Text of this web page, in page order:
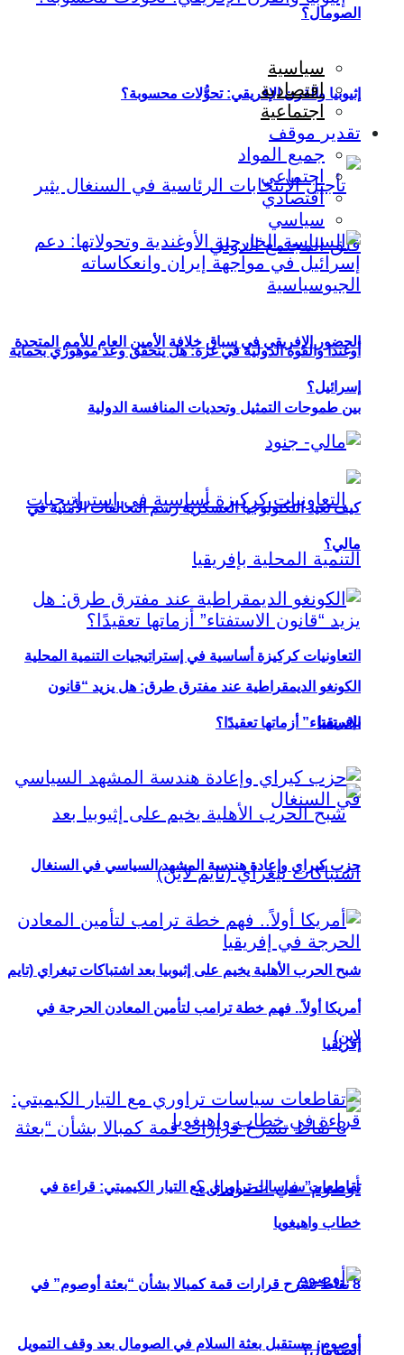
إثيوبيا والقرن الإفريقي: تحوُّلات محسوبة؟
الحضور الإفريقي في سباق خلافة الأمين العام للأمم المتحدة
بين طموحات التمثيل وتحديات المنافسة الدولية
التعاونيات كركيزة أساسية في إستراتيجيات التنمية المحلية
بإفريقيا
شبح الحرب الأهلية يخيم على إثيوبيا بعد اشتباكات تيغراي (تايم
لاين)
8 نقاط تشرح قرارات قمة كمبالا بشأن “بعثة أوصوم” في
الصومال؟
الصومال؟
سياسية
اقتصادية
اجتماعية
تقدير موقف
جميع المواد
اجتماعي
اقتصادي
سياسي
أوغندا والقوة الدولية في غزة: هل يتحقق وعد موهوزي بحماية
إسرائيل؟
كيف تعيد التكنولوجيا العسكرية رسم التحالفات الأمنية في
مالي؟
الكونغو الديمقراطية عند مفترق طرق: هل يزيد “قانون
الاستفتاء” أزماتها تعقيدًا؟
حزب كيراي وإعادة هندسة المشهد السياسي في السنغال
أمريكا أولاً.. فهم خطة ترامب لتأمين المعادن الحرجة في
إفريقيا
تقاطعات سياسات تراوري مع التيار الكيميتي: قراءة في
خطاب واهيغويا
أوصوم: مستقبل بعثة السلام في الصومال بعد وقف التمويل